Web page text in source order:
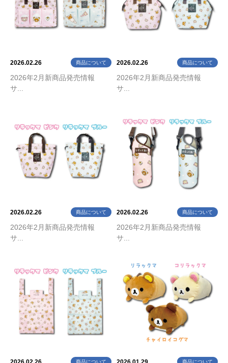
2026.02.26 商品について
2026年2月新商品発売情報
サ...
2026.02.26 商品について
2026年2月新商品発売情報
サ...
2026.02.26 商品について
2026年2月新商品発売情報
サ...
2026.02.26 商品について
2026年2月新商品発売情報
サ...
商品について 商品について